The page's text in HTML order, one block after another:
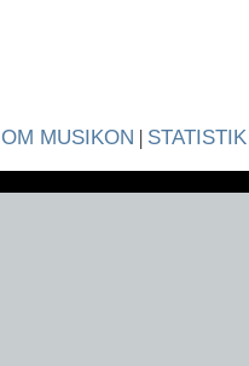
OM MUSIKON | STATISTIK